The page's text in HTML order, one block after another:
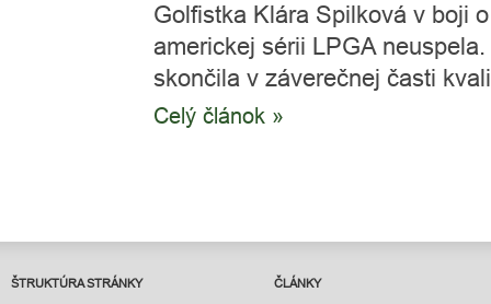
Golfistka Klára Spilková v boji
americkej sérii LPGA
skončila v záverečnej časti
Celý článok »
ŠTRUKTÚRA STRÁNKY ČLÁNKY